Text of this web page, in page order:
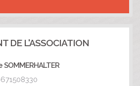
DE L'ASSOCIATION
SOMMERHALTER